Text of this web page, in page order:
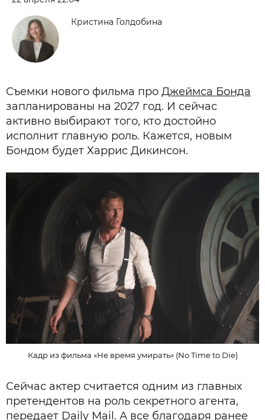
Кристина Голдобина
Съемки нового фильма про Джеймса Бонда
запланированы на 2027 год. И сейчас
активно выбирают того, кто достойно
исполнит главную роль. Кажется, новым
Бондом будет Харрис Дикинсон.
Кадр из фильма «Не время умирать» (No Time to Die)
Сейчас актер считается одним из главных
претендентов на роль секретного агента,
передает Daily Mail. А все благодаря ранее